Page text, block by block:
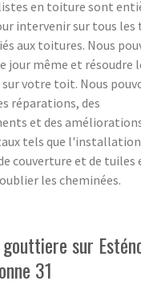
en toiture sont
intervenir sur tous les
aux toitures. Nous
jour même et résoudre
sur votre toit. Nous
réparations, des
et des
tels que l'installation
couverture et de tuiles
les cheminées.
sur
31